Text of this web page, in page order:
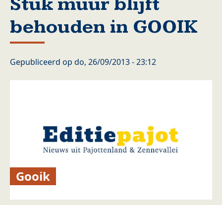
behouden in GOOIK
Gepubliceerd op do, 26/09/2013 - 23:12
Gooik